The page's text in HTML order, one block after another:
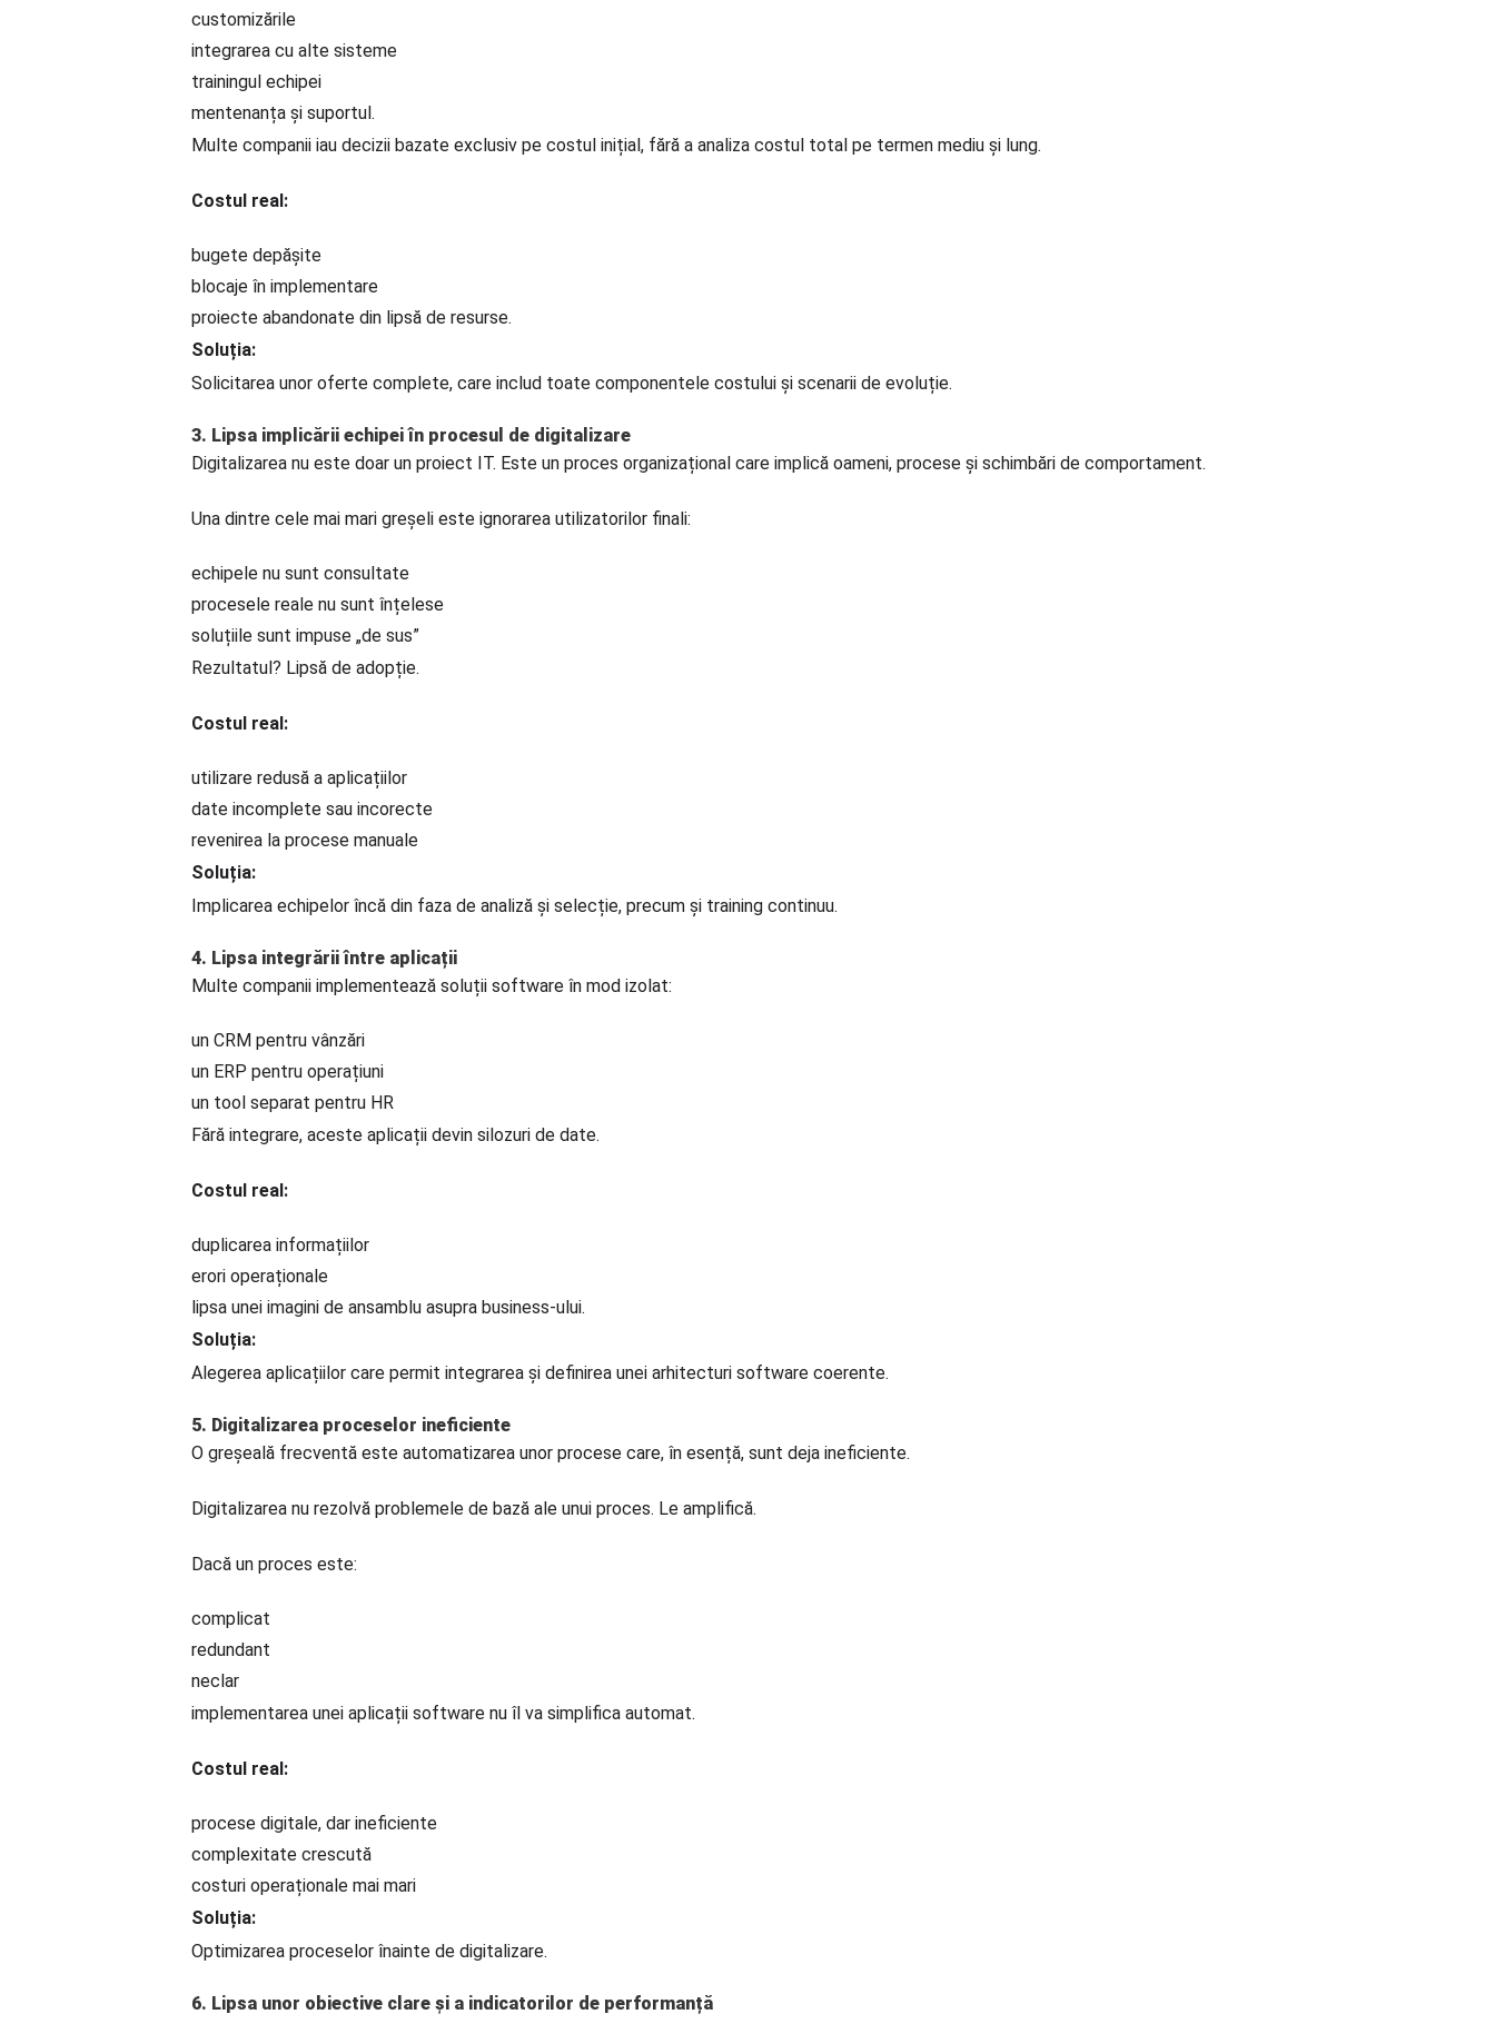
customizările
integrarea cu alte sisteme
trainingul echipei
mentenanța și suportul.
Multe companii iau decizii bazate exclusiv pe costul inițial, fără a analiza costul total pe termen mediu și lung.
Costul real:
bugete depășite
blocaje în implementare
proiecte abandonate din lipsă de resurse.
Soluția:
Solicitarea unor oferte complete, care includ toate componentele costului și scenarii de evoluție.
3. Lipsa implicării echipei în procesul de digitalizare
Digitalizarea nu este doar un proiect IT. Este un proces organizațional care implică oameni, procese și schimbări de comportament.
Una dintre cele mai mari greșeli este ignorarea utilizatorilor finali:
echipele nu sunt consultate
procesele reale nu sunt înțelese
soluțiile sunt impuse „de sus”
Rezultatul? Lipsă de adopție.
Costul real:
utilizare redusă a aplicațiilor
date incomplete sau incorecte
revenirea la procese manuale
Soluția:
Implicarea echipelor încă din faza de analiză și selecție, precum și training continuu.
4. Lipsa integrării între aplicații
Multe companii implementează soluții software în mod izolat:
un CRM pentru vânzări
un ERP pentru operațiuni
un tool separat pentru HR
Fără integrare, aceste aplicații devin silozuri de date.
Costul real:
duplicarea informațiilor
erori operaționale
lipsa unei imagini de ansamblu asupra business-ului.
Soluția:
Alegerea aplicațiilor care permit integrarea și definirea unei arhitecturi software coerente.
5. Digitalizarea proceselor ineficiente
O greșeală frecventă este automatizarea unor procese care, în esență, sunt deja ineficiente.
Digitalizarea nu rezolvă problemele de bază ale unui proces. Le amplifică.
Dacă un proces este:
complicat
redundant
neclar
implementarea unei aplicații software nu îl va simplifica automat.
Costul real:
procese digitale, dar ineficiente
complexitate crescută
costuri operaționale mai mari
Soluția:
Optimizarea proceselor înainte de digitalizare.
6. Lipsa unor obiective clare și a indicatorilor de performanță